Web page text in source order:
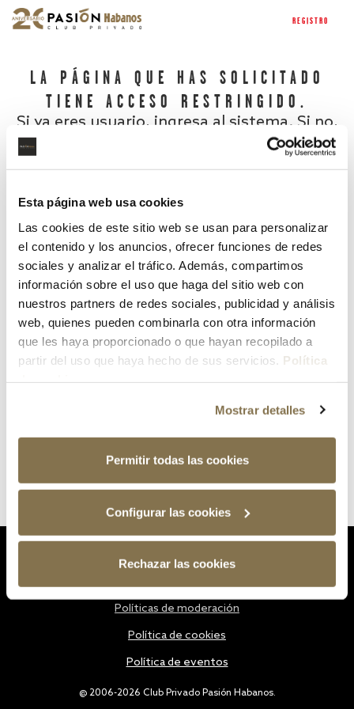
Esta página web usa cookies
Las cookies de este sitio web se usan para personalizar
el contenido y los anuncios, ofrecer funciones de redes
sociales y analizar el tráfico. Además, compartimos
información sobre el uso que haga del sitio web con
nuestros partners de redes sociales, publicidad y análisis
web, quienes pueden combinarla con otra información
que les haya proporcionado o que hayan recopilado a
partir del uso que haya hecho de sus servicios. Política
Mostrar detalles
Permitir todas las cookies
Configurar las cookies
Rechazar las cookies
REGISTRO
LA PÁGINA QUE HAS SOLICITADO
TIENE ACCESO RESTRINGIDO.
Si ya eres usuario, ingresa al sistema. Si no,
¿Has olvidado tu contraseña?
@ 2006-2026 Club Privado Pasión Habanos.
Políticas de moderación
Política de cookies
Política de eventos